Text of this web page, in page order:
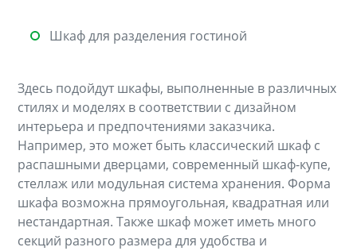
Шкаф для разделения гостиной
Здесь подойдут шкафы, выполненные в различных
стилях и моделях в соответствии с дизайном
интерьера и предпочтениями заказчика.
Например, это может быть классический шкаф с
распашными дверцами, современный шкаф-купе,
стеллаж или модульная система хранения. Форма
шкафа возможна прямоугольная, квадратная или
нестандартная. Также шкаф может иметь много
секций разного размера для удобства и